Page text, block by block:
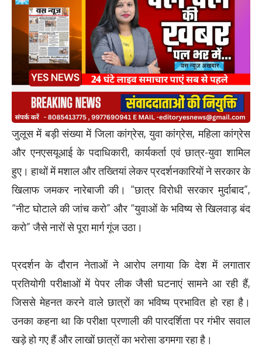
जुलूस में बड़ी संख्या में जिला कांग्रेस, युवा कांग्रेस, महिला कांग्रेस
और एनएसयूआई के पदाधिकारी, कार्यकर्ता एवं छात्र-युवा शामिल
हुए। हाथों में मशाल और तख्तियां लेकर प्रदर्शनकारियों ने सरकार के
खिलाफ जमकर नारेबाजी की। “छात्र विरोधी सरकार मुर्दाबाद”,
“नीट घोटाले की जांच करो” और “युवाओं के भविष्य से खिलवाड़ बंद
करो” जैसे नारों से पूरा मार्ग गूंज उठा।
प्रदर्शन के दौरान नेताओं ने आरोप लगाया कि देश में लगातार
प्रतियोगी परीक्षाओं में पेपर लीक जैसी घटनाएं सामने आ रही हैं,
जिससे मेहनत करने वाले छात्रों का भविष्य प्रभावित हो रहा है।
उनका कहना था कि परीक्षा प्रणाली की पारदर्शिता पर गंभीर सवाल
खड़े हो गए हैं और लाखों छात्रों का भरोसा डगमगा रहा है।